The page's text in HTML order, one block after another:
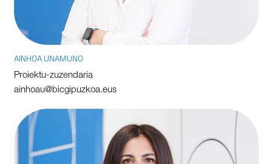
AINHOA UNAMUNO
Proiektu-zuzendaria
ainhoau@bicgipuzkoa.eus